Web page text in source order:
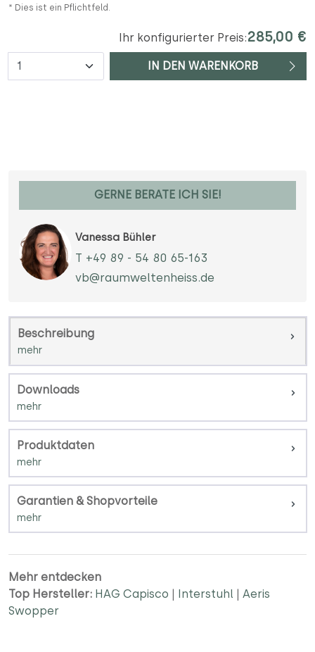
* Dies ist ein Pflichtfeld.
Ihr konfigurierter Preis:285,00 €
Anzahl IN DEN WARENKORB
GERNE BERATE ICH SIE!
Vanessa Bühler
T +49 89 - 54 80 65-163
vb@raumweltenheiss.de
Beschreibung
Downloads
Produktdaten
Garantien & Shopvorteile
Mehr entdecken
Top Hersteller: HAG Capisco | Interstuhl | Aeris
Swopper